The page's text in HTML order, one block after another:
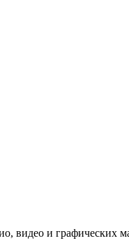
видео и графических